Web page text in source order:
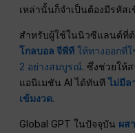
เหล่านั้นก็จำเป็นต้องมีรหัส
สำหรับผู้ใช้ในนิวซีแลนด์ที่ต้
โกลบอล จีพีที ให้ทางออกที่
2 อย่างสมบูรณ์. ซึ่งช่วยให้
แอนิเมชัน AI ได้ทันทีไม่มีล
เข้มงวด.
Global GPT ในปัจจุบัน ผส